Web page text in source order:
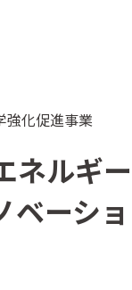
強化促進事業
ネルギー
ベーショ